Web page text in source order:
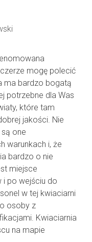
mogę polecić
ma bardzo bogatą
potrzebne dla Was
które tam
jakości. Nie
one
warunkach i, że
bardzo o nie
miejsce
i po wejściu do
w tej kwiaciarni
osoby z
Kwiaciarnia
na mapie